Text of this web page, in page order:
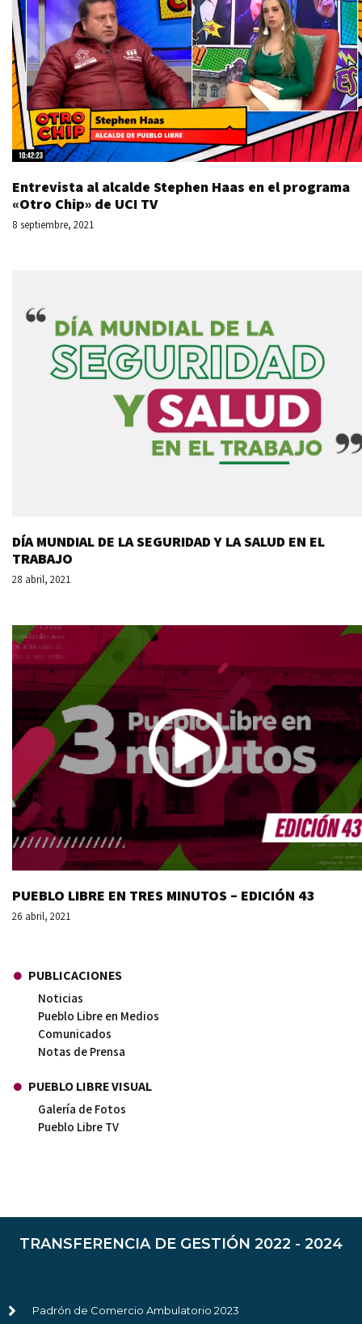
Entrevista al alcalde Stephen Haas en el programa
«Otro Chip» de UCI TV
8 septiembre, 2021
DÍA MUNDIAL DE LA SEGURIDAD Y LA SALUD EN EL
TRABAJO
28 abril, 2021
PUEBLO LIBRE EN TRES MINUTOS – EDICIÓN 43
26 abril, 2021
PUBLICACIONES
Noticias
Pueblo Libre en Medios
Comunicados
Notas de Prensa
PUEBLO LIBRE VISUAL
Galería de Fotos
Pueblo Libre TV
TRANSFERENCIA DE GESTIÓN 2022 - 2024
Padrón de Comercio Ambulatorio 2023